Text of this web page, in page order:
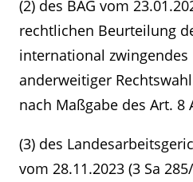
(2) des BAG vom
rechtlichen Beurteilung
international zwingendes
anderweitiger
nach Maßgabe des Art. 8
(3) des
vom 28.11.2023 (3 Sa